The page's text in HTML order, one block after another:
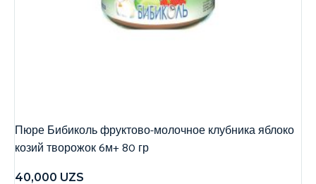
Пюре Бибиколь фруктово-молочное клубника яблоко
козий творожок 6м+ 80 гр
40,000 UZS